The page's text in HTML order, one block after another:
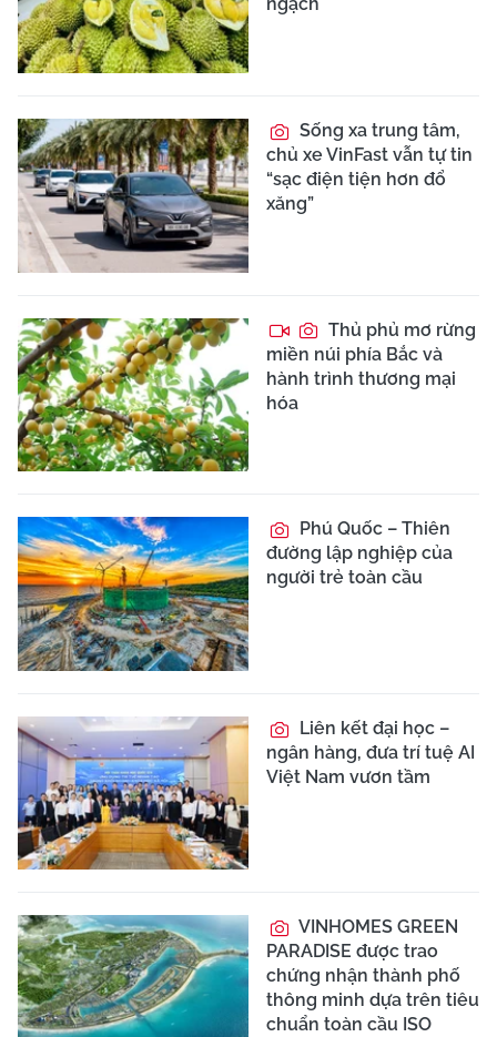
Sống xa trung tâm,
chủ xe VinFast vẫn tự tin
“sạc điện tiện hơn đổ
xăng”
Thủ phủ mơ rừng
miền núi phía Bắc và
hành trình thương mại
hóa
Phú Quốc – Thiên
đường lập nghiệp của
người trẻ toàn cầu
Liên kết đại học –
ngân hàng, đưa trí tuệ AI
Việt Nam vươn tầm
VINHOMES GREEN
PARADISE được trao
chứng nhận thành phố
thông minh dựa trên tiêu
chuẩn toàn cầu ISO